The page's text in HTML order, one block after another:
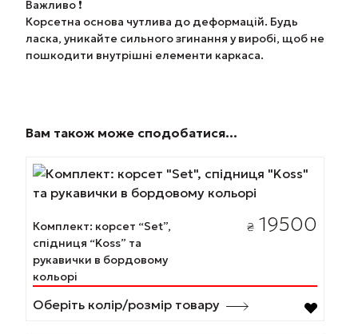
Важливо ❗️
Корсетна основа чутлива до деформацій. Будь
ласка, уникайте сильного згинання у виробі, щоб не
пошкодити внутрішні елементи каркаса.
Вам також може сподобатися…
Комплект: корсет “Set”,
спідниця “Koss” та
рукавички в бордовому
кольорі
₴ 19500
Оберіть колір/розмір товару
Цей
товар
кілька
варіантів.
Параметри
можна
вибрати